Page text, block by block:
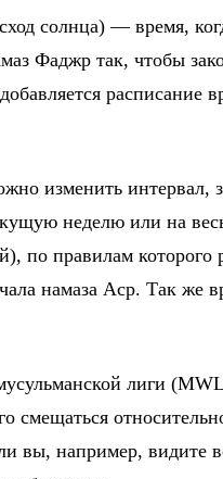
солнца) — время,
Фаджр так, чтобы
расписание
изменить интервал,
неделю или на
по правилам которого
намаза Аср. Так же
лиги
смещаться
вы, например, видите